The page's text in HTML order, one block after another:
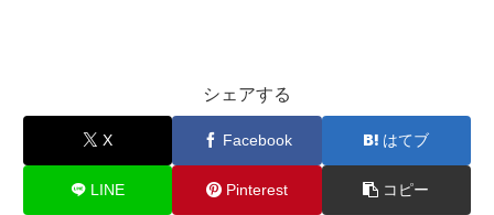
シェアする
X Facebook はてブ
LINE Pinterest コピー